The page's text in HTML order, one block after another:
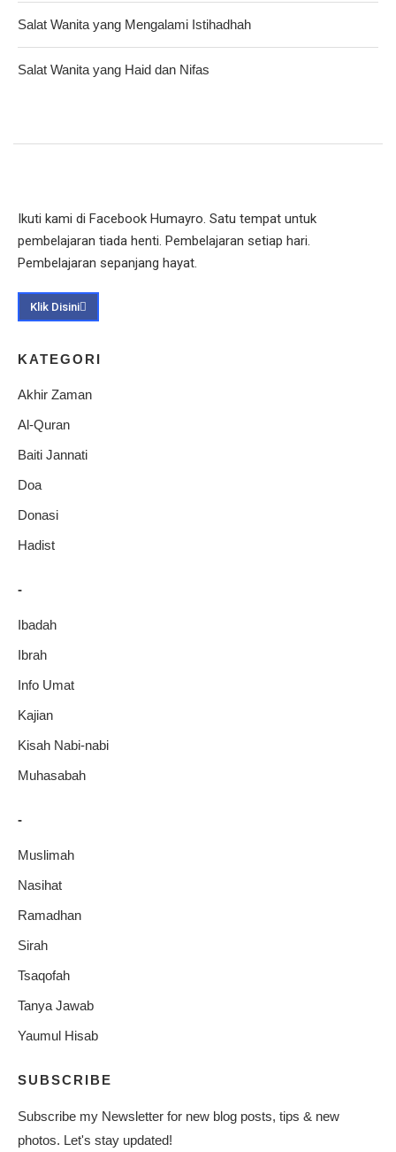
Salat Wanita yang Mengalami Istihadhah
Salat Wanita yang Haid dan Nifas
Ikuti kami di Facebook Humayro. Satu tempat untuk
pembelajaran tiada henti. Pembelajaran setiap hari.
Pembelajaran sepanjang hayat.
Klik Disini
KATEGORI
Akhir Zaman
Al-Quran
Baiti Jannati
Doa
Donasi
Hadist
-
Ibadah
Ibrah
Info Umat
Kajian
Kisah Nabi-nabi
Muhasabah
-
Muslimah
Nasihat
Ramadhan
Sirah
Tsaqofah
Tanya Jawab
Yaumul Hisab
SUBSCRIBE
Subscribe my Newsletter for new blog posts, tips & new
photos. Let's stay updated!